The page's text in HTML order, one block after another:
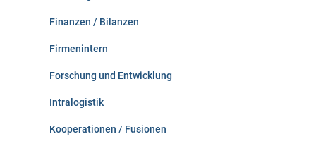
Finanzen / Bilanzen
Firmenintern
Forschung und Entwicklung
Intralogistik
Kooperationen / Fusionen